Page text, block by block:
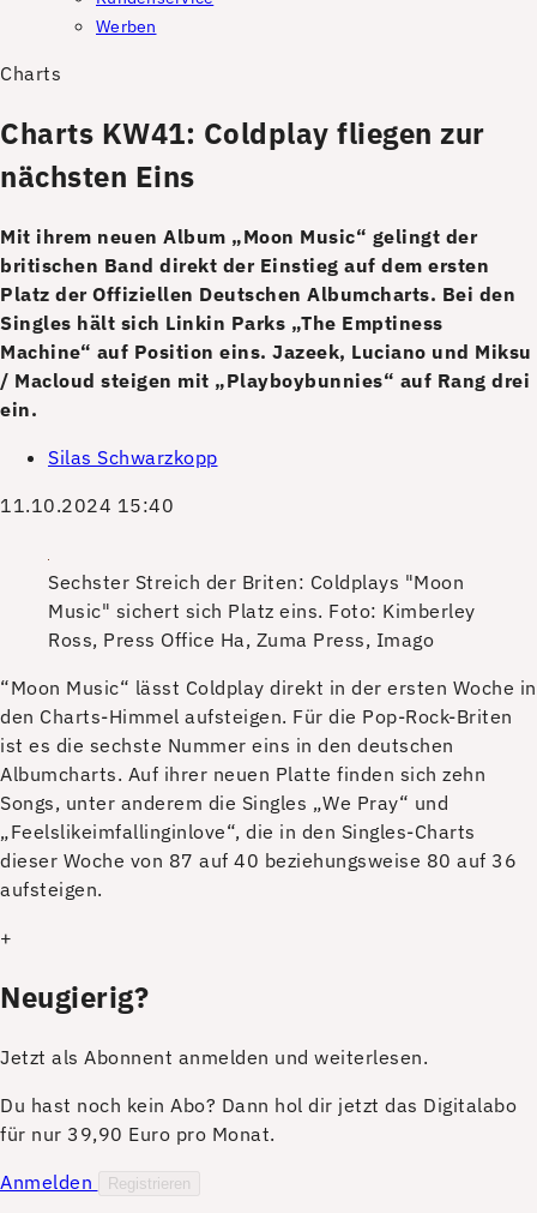
Werben
Charts
Charts KW41: Coldplay fliegen zur
nächsten Eins
Mit ihrem neuen Album „Moon Music“ gelingt der
britischen Band direkt der Einstieg auf dem ersten
Platz der Offiziellen Deutschen Albumcharts. Bei den
Singles hält sich Linkin Parks „The Emptiness
Machine“ auf Position eins. Jazeek, Luciano und Miksu
/ Macloud steigen mit „Playboybunnies“ auf Rang drei
ein.
Silas Schwarzkopp
11.10.2024 15:40
Sechster Streich der Briten: Coldplays "Moon
Music" sichert sich Platz eins. Foto: Kimberley
Ross, Press Office Ha, Zuma Press, Imago
“Moon Music“ lässt Coldplay direkt in der ersten Woche in
den Charts-Himmel aufsteigen. Für die Pop-Rock-Briten
ist es die sechste Nummer eins in den deutschen
Albumcharts. Auf ihrer neuen Platte finden sich zehn
Songs, unter anderem die Singles „We Pray“ und
„Feelslikeimfallinginlove“, die in den Singles-Charts
dieser Woche von 87 auf 40 beziehungsweise 80 auf 36
aufsteigen.
+
Neugierig?
Jetzt als Abonnent anmelden und weiterlesen.
Du hast noch kein Abo? Dann hol dir jetzt das Digitalabo
für nur 39,90 Euro pro Monat.
Anmelden
Registrieren